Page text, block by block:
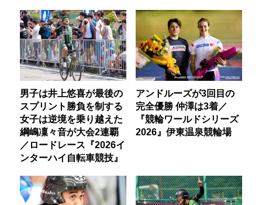
男子は井上悠喜が最後の
スプリント勝負を制する
女子は逆境を乗り越えた
綱嶋凜々音が大会2連覇
／ロードレース『2026イ
ンターハイ自転車競技』
アンドルーズが3回目の
完全優勝 仲澤は3着／
『競輪ワールドシリーズ
2026』伊東温泉競輪場